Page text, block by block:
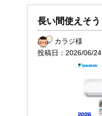
長い間使えそう
カラジ様
投稿日： 2026/06/24